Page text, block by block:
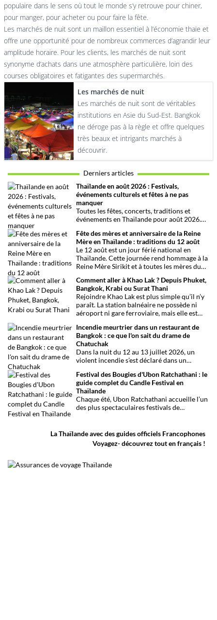
populaire dans le sens où tout le monde s’y retrouve pour chiner,
pour manger, pour acheter ou pour faire la fête.
Les marchés de nuit sont un maillon essentiel à l’économie thaïe et
offre une opportunité pour de nombreux commerces d’agrandir leur
amplitude horaire. Pour les clients, les marchés de nuit sont
synonyme d’achats dans une atmosphère particulière, loin des
courses obligatoires et fatigantes des supermarchés.
Les marchés de nuit
Les marchés de nuit sont de véritables
institutions en Asie du Sud-Est. Bangkok
ne déroge pas à la règle et offre quelques
très beaux et intrigants marchés à
découvrir.
Derniers articles
Thaïlande en août 2026 : Festivals,
événements culturels et fêtes à ne pas
manquer
Toutes les fêtes, concerts, traditions et
événements en Thaïlande pour août 2026.
organiser son voyage.
Fête des mères et anniversaire de la Reine
Mère en Thaïlande : traditions du 12 août
Le 12 août est un jour férié national en
Thaïlande. Cette journée rend hommage à la
Reine Mère Sirikit et à toutes les mères du
traditions bouddhistes et festivités
populaires dans tout le royaume.
Comment aller à Khao Lak ? Depuis Phuket,
Bangkok, Krabi ou Surat Thani
Rejoindre Khao Lak est plus simple qu’il n’y
paraît. La station balnéaire ne possède ni
aéroport ni gare ferroviaire, mais elle est
international de Phuket, situé à un peu plus
d’une heure de route. Que vous arriviez de
Bangkok, Phuket, Krabi, Surat Thani ou de
Khao Sok, voici toutes les solutions pour
organiser votre trajet dans les meilleures
conditions.
Incendie meurtrier dans un restaurant de
Bangkok : ce que l'on sait du drame de
Chatuchak
Dans la nuit du 12 au 13 juillet 2026, un
violent incendie s’est déclaré dans un
de Chatuchak, à Bangkok. Le bilan
provisoire est particulièrement lourd avec
au moins 27 morts et plusieurs dizaines de
blessés.
Festival des Bougies d'Ubon Ratchathani : le
guide complet du Candle Festival en
Thaïlande
Chaque été, Ubon Ratchathani accueille l’un
des plus spectaculaires festivals de
traditionnelles et des musiques de l’Isan,
célébrant le début du carême bouddhique
dans une atmosphère aussi spirituelle que
La Thaïlande avec des guides officiels Francophones
Voyagez- découvrez tout en français !